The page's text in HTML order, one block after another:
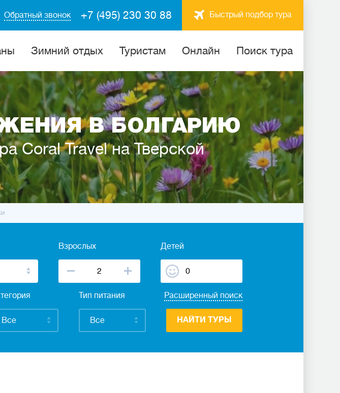
Быстрый подбор тура
+7 (495) 230 30 88
Обратный звонок
Зимний отдых Туристам Онлайн Поиск тура
В БОЛГАРИЮ
Coral Travel на Тверской
Взрослых Детей
Все
Тип питания
Все
Расширенный поиск
НАЙТИ ТУРЫ